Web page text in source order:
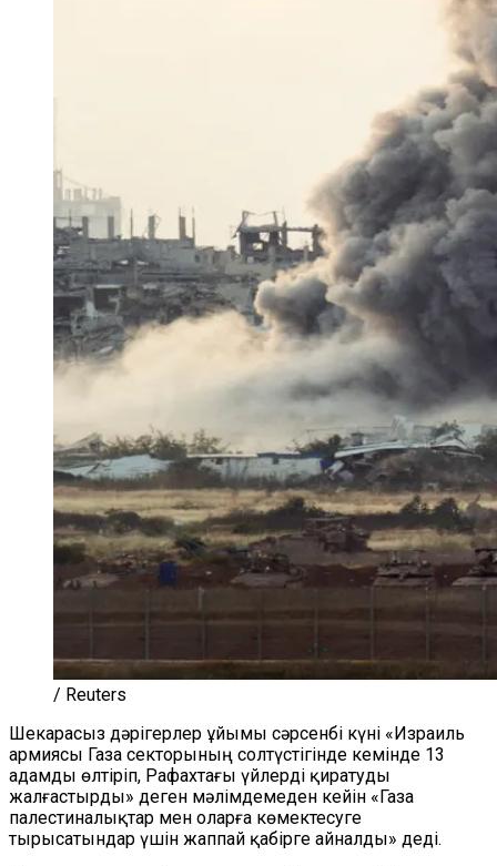
/ Reuters
Шекарасыз дәрігерлер ұйымы сәрсенбі күні «Израиль
армиясы Газа секторының солтүстігінде кемінде 13
адамды өлтіріп, Рафахтағы үйлерді қиратуды
жалғастырды» деген мәлімдемеден кейін «Газа
палестиналықтар мен оларға көмектесуге
тырысатындар үшін жаппай қабірге айналды» деді.